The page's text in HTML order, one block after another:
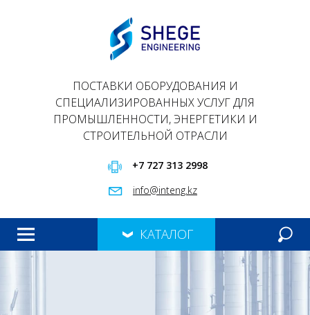
ПОСТАВКИ ОБОРУДОВАНИЯ И
СПЕЦИАЛИЗИРОВАННЫХ УСЛУГ ДЛЯ
ПРОМЫШЛЕННОСТИ, ЭНЕРГЕТИКИ И
СТРОИТЕЛЬНОЙ ОТРАСЛИ
+7 727 313 2998
info@inteng.kz
КАТАЛОГ